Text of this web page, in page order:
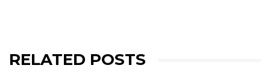
RELATED POSTS